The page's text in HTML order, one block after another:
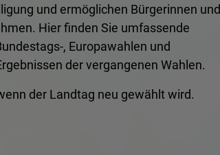
und ermöglichen Bürgerinnen und
Hier finden Sie umfassende
, Europawahlen und
der vergangenen Wahlen.
der Landtag neu gewählt wird.